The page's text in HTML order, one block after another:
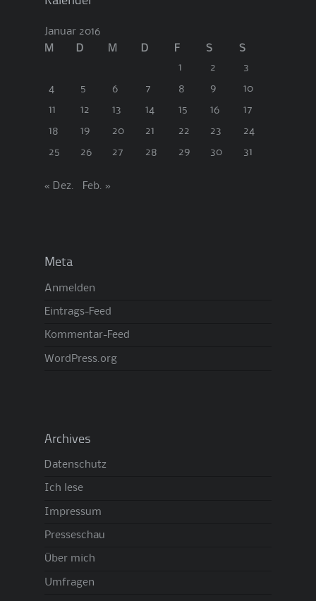
Januar 2016
M
D M D F S
S
1
2 3
4 5 6 7 8 9 10
11 12 13 14 15 16 17
18 19 20 21 22 23 24
25 26 27 28 29 30 31
« Dez. Feb. »
Meta
Anmelden
Eintrags-Feed
Kommentar-Feed
WordPress.org
Archives
Datenschutz
Ich lese
Impressum
Presseschau
Über mich
Umfragen